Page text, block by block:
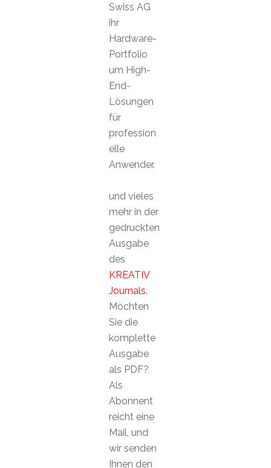
Swiss AG
ihr
Hardware-
Portfolio
um High-
End-
Lösungen
für
profession
elle
Anwender.
und vieles
mehr in der
gedruckten
Ausgabe
des
KREATIV
Journals.
Möchten
Sie die
komplette
Ausgabe
als PDF?
Als
Abonnent
reicht eine
Mail, und
wir senden
Ihnen den